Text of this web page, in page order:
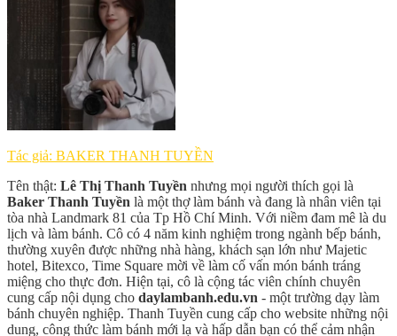
Tác giả: BAKER THANH TUYỀN
Tên thật: Lê Thị Thanh Tuyền nhưng mọi người thích gọi là
Baker Thanh Tuyền là một thợ làm bánh và đang là nhân viên tại
tòa nhà Landmark 81 của Tp Hồ Chí Minh. Với niềm đam mê là du
lịch và làm bánh. Cô có 4 năm kinh nghiệm trong ngành bếp bánh,
thường xuyên được những nhà hàng, khách sạn lớn như Majetic
hotel, Bitexco, Time Square mời về làm cố vấn món bánh tráng
miệng cho thực đơn. Hiện tại, cô là cộng tác viên chính chuyên
cung cấp nội dụng cho daylambanh.edu.vn - một trường dạy làm
bánh chuyên nghiệp. Thanh Tuyền cung cấp cho website những nội
dung, công thức làm bánh mới lạ và hấp dẫn bạn có thể cảm nhận